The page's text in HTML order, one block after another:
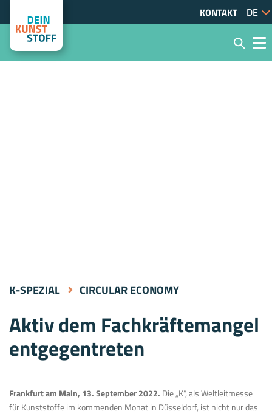
KONTAKT
K-SPEZIAL CIRCULAR ECONOMY
Aktiv dem Fachkräftemangel
entgegentreten
Frankfurt am Main, 13. September 2022. Die „K“, als Weltleitmesse
für Kunststoffe im kommenden Monat in Düsseldorf, ist nicht nur das